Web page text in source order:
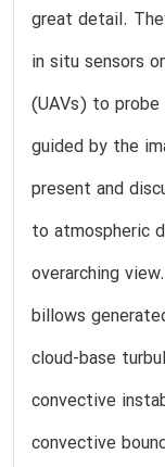
great detail.
in situ sensors
(UAVs) to
guided by the
present and
to atmospheric
overarching
billows
cloud-base
convective
convective